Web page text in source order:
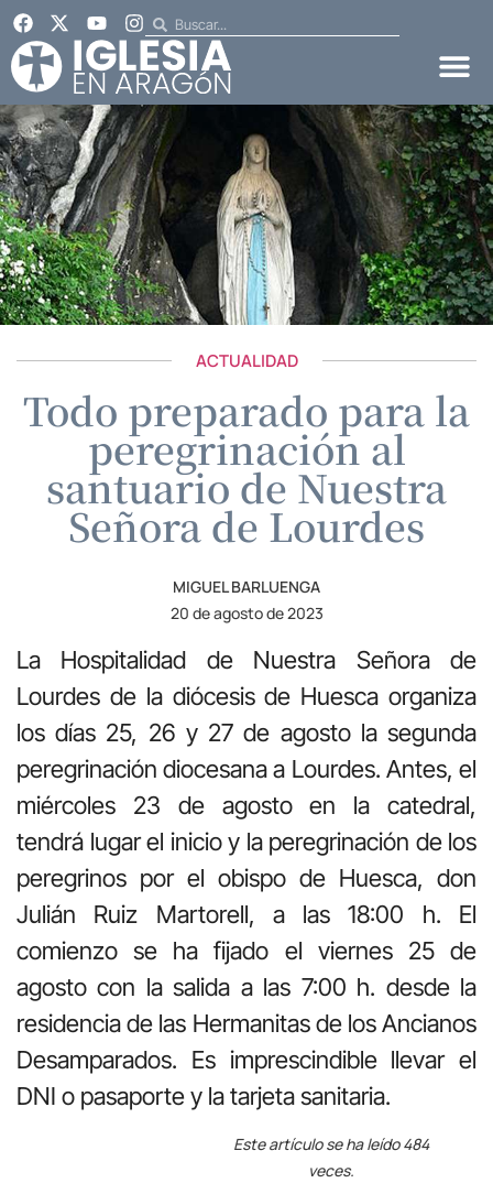
ACTUALIDAD
Todo preparado para la
peregrinación al
santuario de Nuestra
Señora de Lourdes
MIGUEL BARLUENGA
20 de agosto de 2023
La Hospitalidad de Nuestra Señora de
Lourdes de la diócesis de Huesca organiza
los días 25, 26 y 27 de agosto la segunda
peregrinación diocesana a Lourdes. Antes, el
miércoles 23 de agosto en la catedral,
tendrá lugar el inicio y la peregrinación de los
peregrinos por el obispo de Huesca, don
Julián Ruiz Martorell, a las 18:00 h. El
comienzo se ha fijado el viernes 25 de
agosto con la salida a las 7:00 h. desde la
residencia de las Hermanitas de los Ancianos
Desamparados. Es imprescindible llevar el
DNI o pasaporte y la tarjeta sanitaria.
Este artículo se ha leído 484
veces.